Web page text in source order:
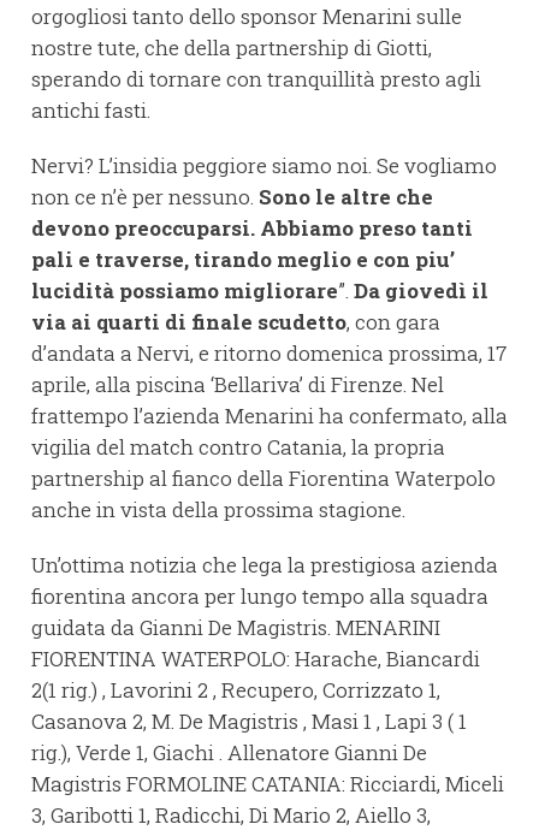
orgogliosi tanto dello sponsor Menarini sulle
nostre tute, che della partnership di Giotti,
sperando di tornare con tranquillità presto agli
antichi fasti.
Nervi? L’insidia peggiore siamo noi. Se vogliamo
non ce n’è per nessuno. Sono le altre che
devono preoccuparsi. Abbiamo preso tanti
pali e traverse, tirando meglio e con piu’
lucidità possiamo migliorare”. Da giovedì il
via ai quarti di finale scudetto, con gara
d’andata a Nervi, e ritorno domenica prossima, 17
aprile, alla piscina ‘Bellariva’ di Firenze. Nel
frattempo l’azienda Menarini ha confermato, alla
vigilia del match contro Catania, la propria
partnership al fianco della Fiorentina Waterpolo
anche in vista della prossima stagione.
Un’ottima notizia che lega la prestigiosa azienda
fiorentina ancora per lungo tempo alla squadra
guidata da Gianni De Magistris. MENARINI
FIORENTINA WATERPOLO: Harache, Biancardi
2(1 rig.) , Lavorini 2 , Recupero, Corrizzato 1,
Casanova 2, M. De Magistris , Masi 1 , Lapi 3 ( 1
rig.), Verde 1, Giachi . Allenatore Gianni De
Magistris FORMOLINE CATANIA: Ricciardi, Miceli
3, Garibotti 1, Radicchi, Di Mario 2, Aiello 3,